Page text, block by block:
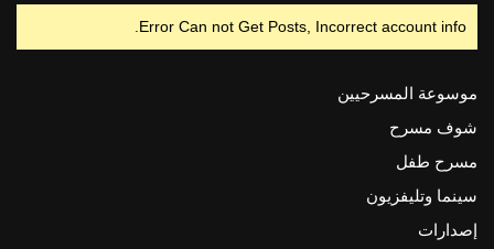
Error Can not Get Posts, Incorrect account info.
موسوعة المسرحيين
شوف مسرح
مسرح طفل
سينما وتليفزيون
إصدارات